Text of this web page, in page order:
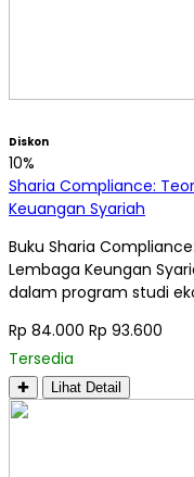
Diskon
10%
Sharia Compliance:
Keuangan Syariah
Buku Sharia
Lembaga Keungan
dalam program studi
Rp 84.000 Rp 93.600
Tersedia
✚ Lihat Detail